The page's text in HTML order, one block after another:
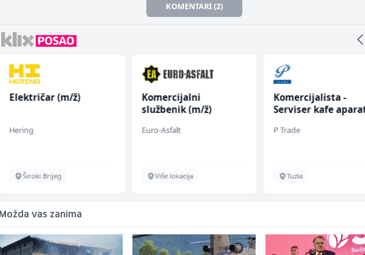
KOMENTARI (2)
Električar (m/ž)
Hering
Široki Brijeg
Komercijalni
službenik (m/ž)
Euro-Asfalt
Više lokacija
Komercijalista -
Serviser kafe
P Trade
Tuzla
Možda vas zanima